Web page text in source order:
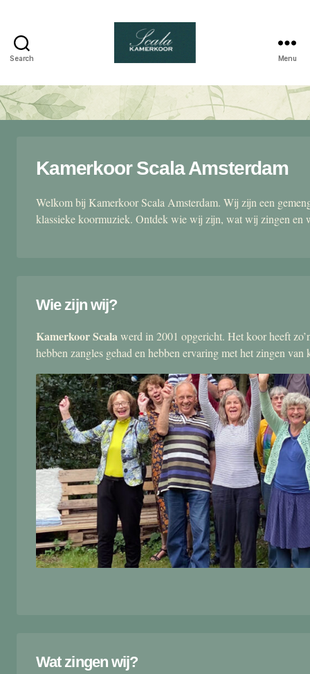
Search
kamerkoor
Menu
Kamerkoor Scala Amsterdam
Welkom bij Kamerkoor Scala Amsterdam. Wij zijn een
klassieke koormuziek. Ontdek wie wij zijn, wat wij zingen en
Wie zijn wij?
Kamerkoor Scalawerd in 2001 opgericht. Het koor heeft
hebben zangles gehad en hebben ervaring met het zingen van
Wat zingen wij?